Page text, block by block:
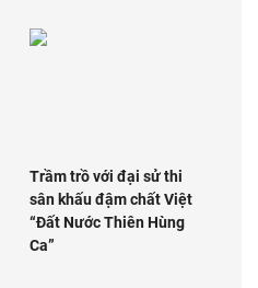
Trầm trồ với đại sử thi
sân khấu đậm chất Việt
“Đất Nước Thiên Hùng
Ca”